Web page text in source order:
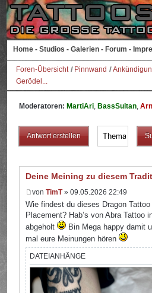
Home - Studios - Galerien - Forum -
Foren-Übersicht Pinnwand
Gerödel...
Moderatoren: MartiAri, BassSultan,
Antwort erstellen
Deine Meining zu diesem
vonTimT» 09.05.2026 22:49
Wie findest du dieses Dragon
Placement? Hab’s von Abra Tattoo
abgeholt
Bin Mega happy damit
mal eure Meinungen hören
DATEIANHÄNGE